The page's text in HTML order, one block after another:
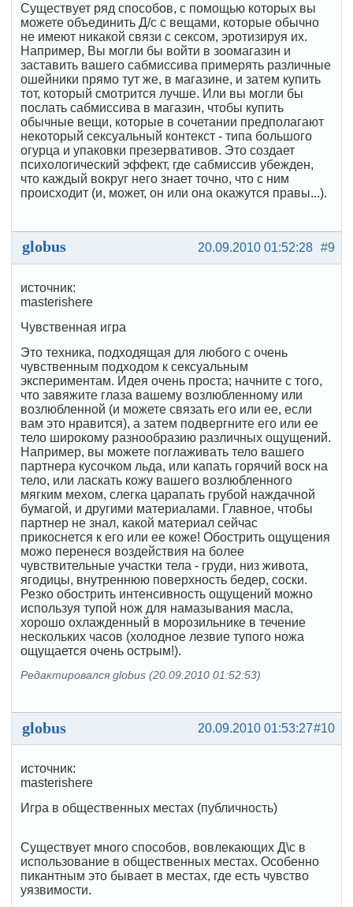
Существует ряд способов, с помощью которых вы
можете объединить Д/с с вещами, которые обычно
не имеют никакой связи с сексом, эротизируя их.
Например, Вы могли бы войти в зоомагазин и
заставить вашего сабмиссива примерять различные
ошейники прямо тут же, в магазине, и затем купить
тот, который смотрится лучше. Или вы могли бы
послать сабмиссива в магазин, чтобы купить
обычные вещи, которые в сочетании предполагают
некоторый сексуальный контекст - типа большого
огурца и упаковки презервативов. Это создает
психологический эффект, где сабмиссив убежден,
что каждый вокруг него знает точно, что с ним
происходит (и, может, он или она окажутся правы...).
#9
20.09.2010 01:52:28
globus
источник:
masterishere
Чувственная игра
Это техника, подходящая для любого с очень
чувственным подходом к сексуальным
экспериментам. Идея очень проста; начните с того,
что завяжите глаза вашему возлюбленному или
возлюбленной (и можете связать его или ее, если
вам это нравится), а затем подвергните его или ее
тело широкому разнообразию различных ощущений.
Например, вы можете поглаживать тело вашего
партнера кусочком льда, или капать горячий воск на
тело, или ласкать кожу вашего возлюбленного
мягким мехом, слегка царапать грубой наждачной
бумагой, и другими материалами. Главное, чтобы
партнер не знал, какой материал сейчас
прикоснется к его или ее коже! Обострить ощущения
можо перенеся воздействия на более
чувствительные участки тела - груди, низ живота,
ягодицы, внутреннюю поверхность бедер, соски.
Резко обострить интенсивность ощущений можно
используя тупой нож для намазывания масла,
хорошо охлажденный в морозильнике в течение
нескольких часов (холодное лезвие тупого ножа
ощущается очень острым!).
Редактировался globus (20.09.2010 01:52:53)
#10
20.09.2010 01:53:27
globus
источник:
masterishere
Игра в общественных местах (публичность)
Существует много способов, вовлекающих Д\с в
использование в общественных местах. Особенно
пикантным это бывает в местах, где есть чувство
уязвимости.